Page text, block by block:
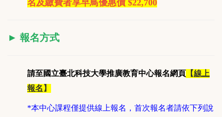
名及繳費者享早鳥優惠價 $22,700
► 報名方式
請至國立臺北科技大學推廣教育中心報名網頁 【線上
報名 】
*本中心課程僅提供線上報名，首次報名者請依下列說